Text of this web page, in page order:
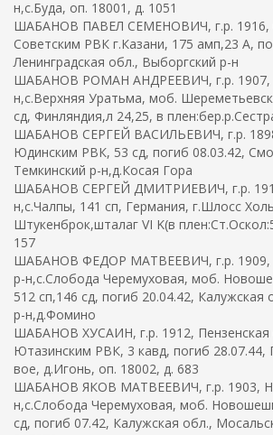
н,с.Буда, оп. 18001, д. 1051
ШАБАНОВ ПАВЕЛ СЕМЕНОВИЧ, г.р. 1916,
Советским РВК г.Казани, 175 амп,23 А,
Ленинградская обл., Выборгский р-н
ШАБАНОВ РОМАН АНДРЕЕВИЧ, г.р. 1907,
н,с.Верхняя Уратьма, моб.
сд, Финляндия,л 24,25, в
ШАБАНОВ СЕРГЕЙ ВАСИЛЬЕВИЧ, г.р.
Юдинским РВК, 53 сд, погиб 08.03.42,
Темкинский р-н,д.Косая Гора
ШАБАНОВ СЕРГЕЙ ДМИТРИЕВИЧ, г.р.
н,с.Чалпы, 141 сп, Германия, г.Шлосс
Штукенброк,шталаг VI K(в
157
ШАБАНОВ ФЕДОР МАТВЕЕВИЧ, г.р. 1909,
р-н,с.Слобода Черемуховая, моб.
512 сп,146 сд, погиб 20.04.42, Калужская
р-н,д.Фомино
ШАБАНОВ ХУСАИН, г.р. 1912, Пензенская
Ютазинским РВК, 3 кавд, погиб
вое, д.Игонь, оп. 18002, д. 683
ШАБАНОВ ЯКОВ МАТВЕЕВИЧ, г.р. 1903,
н,с.Слобода Черемуховая, моб.
сд, погиб 07.42, Калужская обл.,